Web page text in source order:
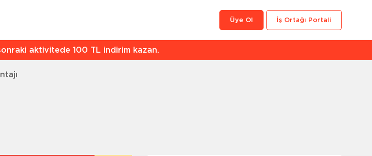
İş Ortağı Portali
Üye Ol
aktivitede 100 TL indirim kazan.